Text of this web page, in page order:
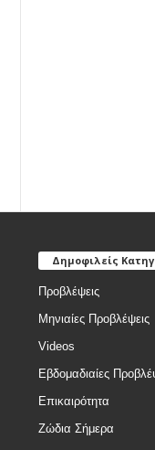
Δημοφιλείς
Προβλέψεις
Μηνιαίες Προβλέψεις
Videos
Εβδομαδιαίες
Επικαιρότητα
Ζώδια Σήμερα